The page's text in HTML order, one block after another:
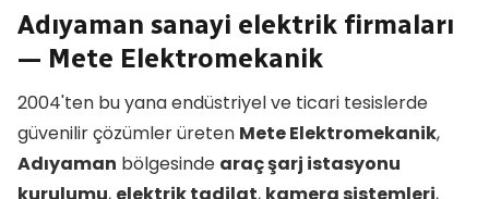
Adıyaman sanayi elektrik firmaları
— Mete Elektromekanik
2004'ten bu yana endüstriyel ve ticari tesislerde
güvenilir çözümler üreten Mete Elektromekanik,
Adıyaman bölgesinde araç şarj istasyonu